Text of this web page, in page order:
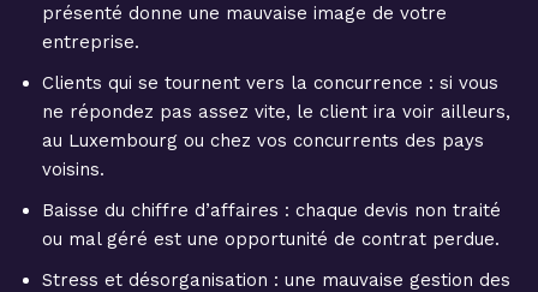
présenté donne une mauvaise image de votre
entreprise.
Clients qui se tournent vers la concurrence : si vous
ne répondez pas assez vite, le client ira voir ailleurs,
au Luxembourg ou chez vos concurrents des pays
voisins.
Baisse du chiffre d’affaires : chaque devis non traité
ou mal géré est une opportunité de contrat perdue.
Stress et désorganisation : une mauvaise gestion des